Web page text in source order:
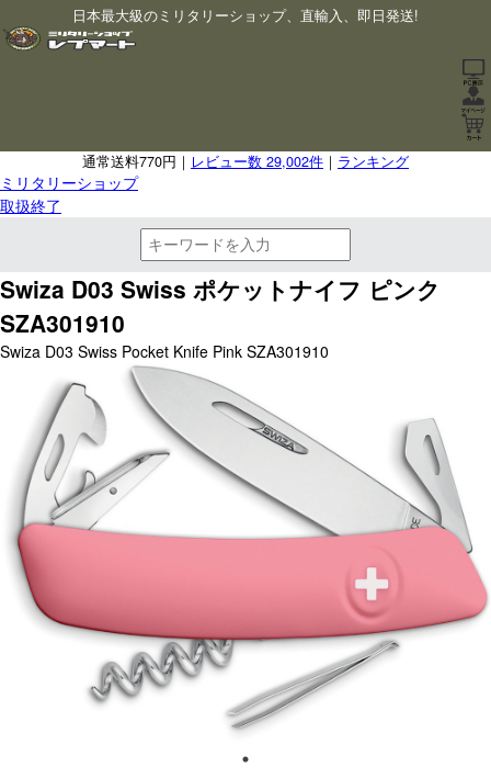
日本最大級のミリタリーショップ、直輸入、即日発送!
通常送料770円｜ レビュー数 29,002件 ｜ ランキング
ミリタリーショップ
取扱終了
Swiza D03 Swiss ポケットナイフ ピンク
SZA301910
Swiza D03 Swiss Pocket Knife Pink SZA301910